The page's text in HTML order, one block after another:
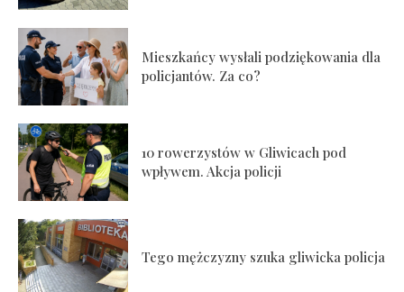
Mieszkańcy wysłali podziękowania dla
policjantów. Za co?
10 rowerzystów w Gliwicach pod
wpływem. Akcja policji
Tego mężczyzny szuka gliwicka policja